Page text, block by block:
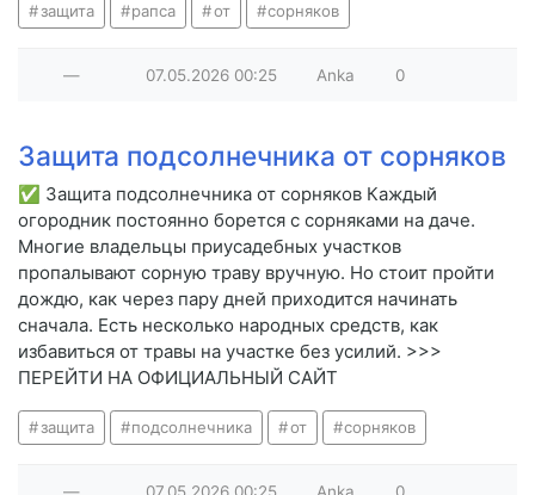
защита рапса от сорняков
— 07.05.2026 00:25 Anka 0
Защита подсолнечника от сорняков
✅ Защита подсолнечника от сорняков Каждый
огородник постоянно борется с сорняками на даче.
Многие владельцы приусадебных участков
пропалывают сорную траву вручную. Но стоит пройти
дождю, как через пару дней приходится начинать
сначала. Есть несколько народных средств, как
избавиться от травы на участке без усилий. >>>
ПЕРЕЙТИ НА ОФИЦИАЛЬНЫЙ САЙТ
защита подсолнечника от сорняков